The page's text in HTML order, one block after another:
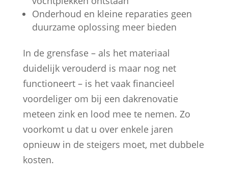
Onderhoud en kleine reparaties geen
duurzame oplossing meer bieden
In de grensfase – als het materiaal
duidelijk verouderd is maar nog net
functioneert – is het vaak financieel
voordeliger om bij een dakrenovatie
meteen zink en lood mee te nemen. Zo
voorkomt u dat u over enkele jaren
opnieuw in de steigers moet, met dubbele
kosten.